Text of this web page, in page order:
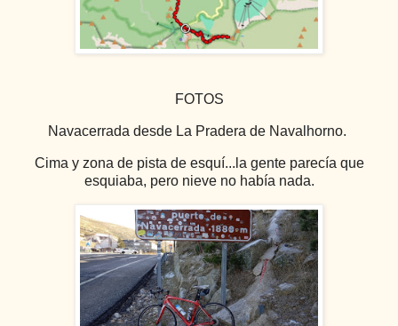
FOTOS
Navacerrada desde La Pradera de Navalhorno.
Cima y zona de pista de esquí...la gente parecía que
esquiaba, pero nieve no había nada.